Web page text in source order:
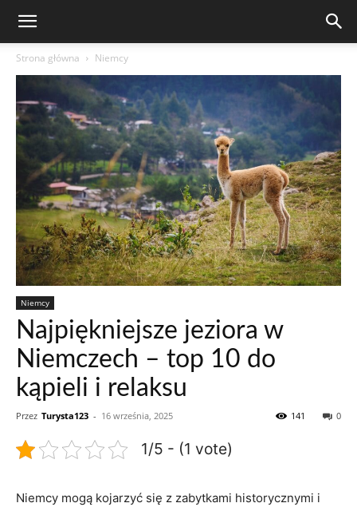
Strona główna Niemcy
Niemcy
Najpiękniejsze jeziora w
Niemczech – top 10 do
kąpieli i relaksu
Przez Turysta123 - 16 września, 2025 0
141
1/5 - (1 vote)
Niemcy mogą​ kojarzyć się z zabytkami historycznymi i